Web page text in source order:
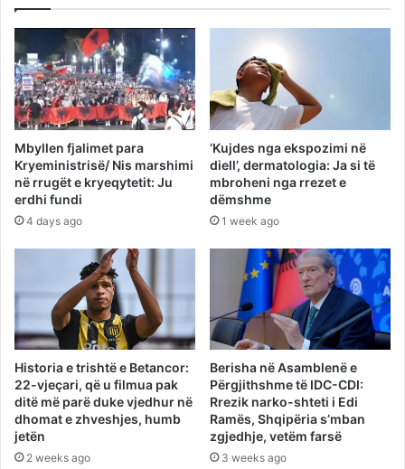
Mbyllen fjalimet para
Kryeministrisë/ Nis marshimi
në rrugët e kryeqytetit: Ju
erdhi fundi
4 days ago
‘Kujdes nga ekspozimi në
diell’, dermatologia: Ja si të
mbroheni nga rrezet e
dëmshme
1 week ago
Historia e trishtë e Betancor:
22-vjeçari, që u filmua pak
ditë më parë duke vjedhur në
dhomat e zhveshjes, humb
jetën
2 weeks ago
Berisha në Asamblenë e
Përgjithshme të IDC-CDI:
Rrezik narko-shteti i Edi
Ramës, Shqipëria s’mban
zgjedhje, vetëm farsë
3 weeks ago